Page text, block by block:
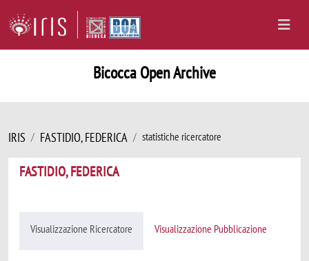
Bicocca Open Archive
IRIS FASTIDIO, FEDERICA statistiche ricercatore
FASTIDIO, FEDERICA
Visualizzazione Ricercatore Visualizzazione Pubblicazione